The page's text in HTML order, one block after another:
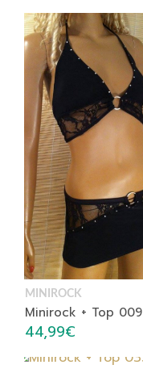
MINIROCK
Minirock + Top 009
44,99€